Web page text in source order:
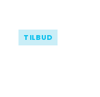
TILBUD